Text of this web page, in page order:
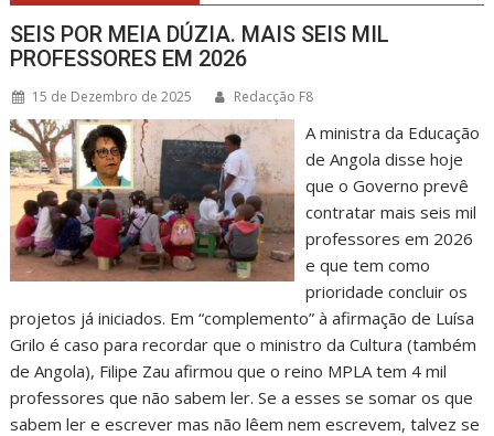
SEIS POR MEIA DÚZIA. MAIS SEIS MIL
PROFESSORES EM 2026
15 de Dezembro de 2025 Redacção F8
A ministra da Educação
de Angola disse hoje
que o Governo prevê
contratar mais seis mil
professores em 2026
e que tem como
prioridade concluir os
projetos já iniciados. Em “complemento” à afirmação de Luísa
Grilo é caso para recordar que o ministro da Cultura (também
de Angola), Filipe Zau afirmou que o reino MPLA tem 4 mil
professores que não sabem ler. Se a esses se somar os que
sabem ler e escrever mas não lêem nem escrevem, talvez se